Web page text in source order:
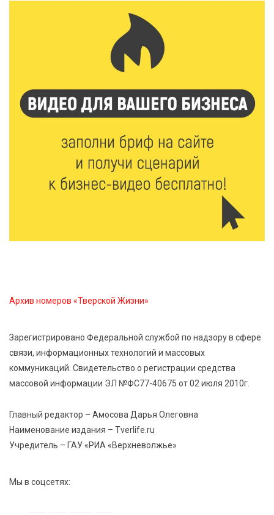
Тверские школьники покорили Дальний Восток:
итоги смены в ВДЦ «Океан»
520
комфортнее
Большие деньги для большой модернизации
тверских заводов
В Твери пройдёт дополнительный день приёма в
колледжи
Исследование: ежемесячная смена категорий
кешбэка создает волны спроса
Архив номеров «Тверской Жизни»
Зарегистрировано Федеральной службой по надзору в сфере
связи, информационных технологий и массовых
коммуникаций. Свидетельство о регистрации средства
массовой информации ЭЛ №ФС77-40675 от 02 июля 2010г.
Главный редактор – Амосова Дарья Олеговна
Наименование издания – Tverlife.ru
Учредитель – ГАУ «РИА «Верхневолжье»
Мы в соцсетях: